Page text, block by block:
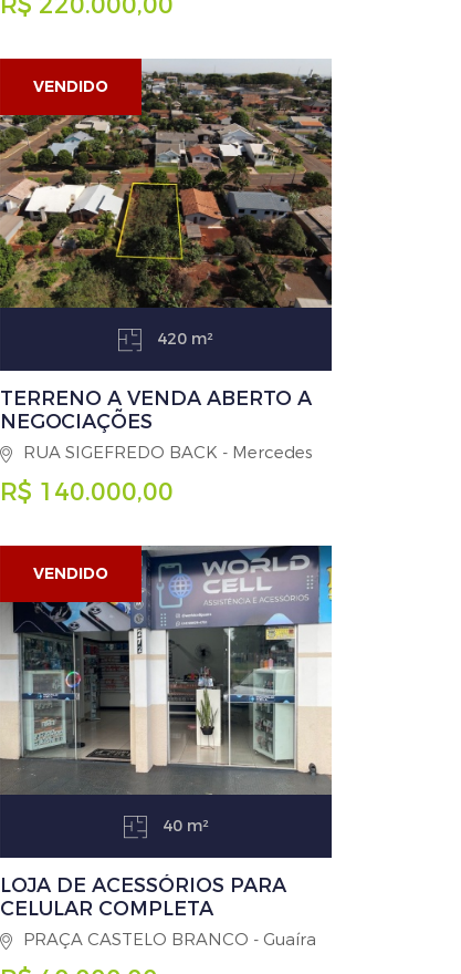
VENDIDO
420 m²
TERRENO A VENDA ABERTO A
NEGOCIAÇÕES
RUA SIGEFREDO BACK - Mercedes
R$ 140.000,00
VENDIDO
40 m²
LOJA DE ACESSÓRIOS PARA
CELULAR COMPLETA
PRAÇA CASTELO BRANCO - Guaíra